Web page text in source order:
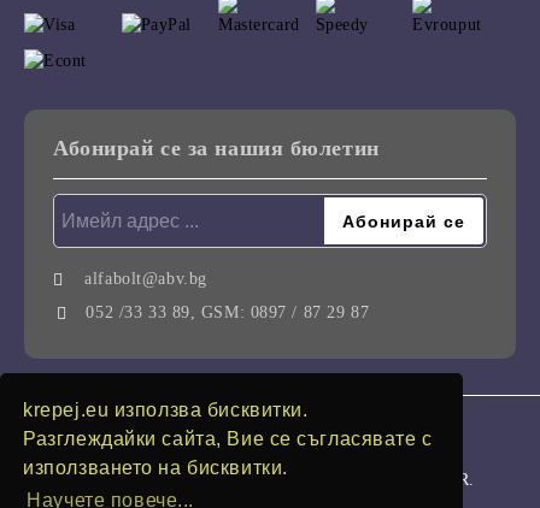
krepej.eu използва бисквитки.
Разглеждайки сайта, Вие се съгласявате с
използването на бисквитки.
Научете повече...
Абонирай се за нашия бюлетин
alfabolt@abv.bg
052 /33 33 89, GSM: 0897 / 87 29 87
Нашият онлайн магазин е 100% съобразен с GDPR.